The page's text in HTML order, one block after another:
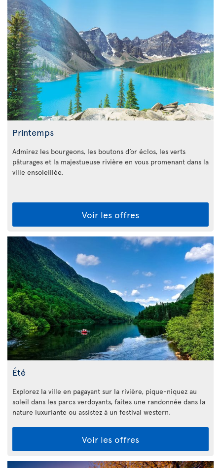
Printemps
Admirez les bourgeons, les boutons d’or éclos, les verts
pâturages et la majestueuse rivière en vous promenant dans la
ville ensoleillée.
Voir les offres
Été
Explorez la ville en pagayant sur la rivière, pique-niquez au
soleil dans les parcs verdoyants, faites une randonnée dans la
nature luxuriante ou assistez à un festival western.
Voir les offres